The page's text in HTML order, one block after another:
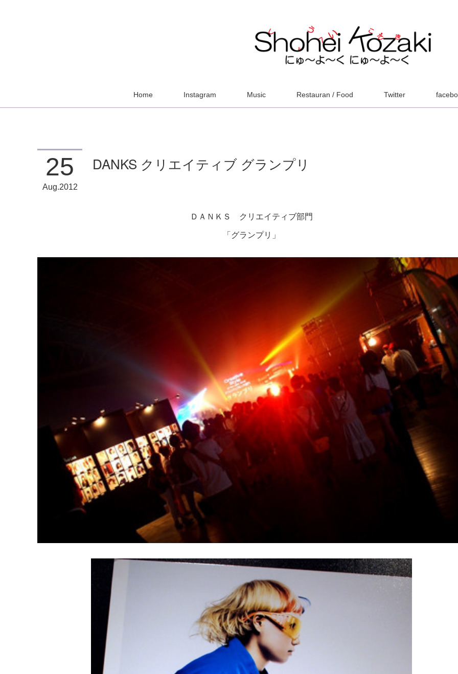
Home Instagram Music Restauran / Food Twitter
25
Aug 2012
DANKS クリエイティブ グランプリ
ＤＡＮＫＳ クリエイティブ部門
「グランプリ」